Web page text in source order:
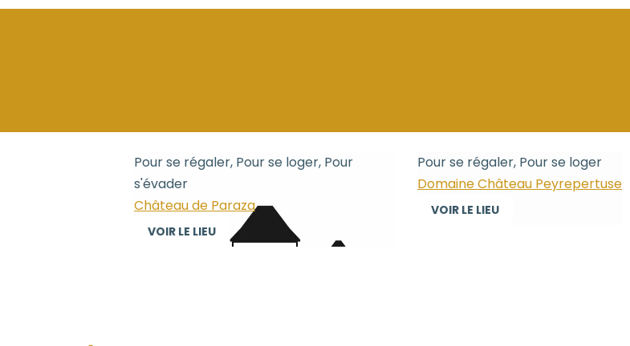
Pour se régaler, Pour se loger, Pour
s'évader
Château de Paraza
VOIR LE LIEU
Pour se régaler, Pour se loger
Domaine Château Peyrepertuse
VOIR LE LIEU